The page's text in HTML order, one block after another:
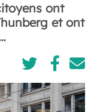
ont
et ont